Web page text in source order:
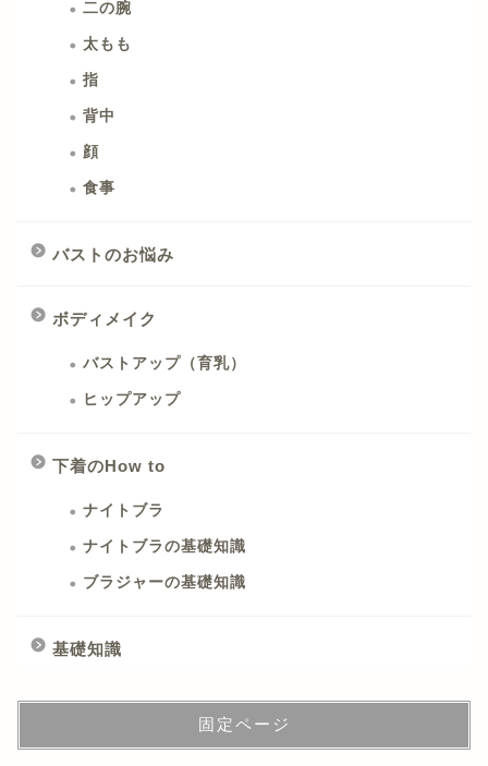
二の腕
太もも
指
背中
顔
食事
バストのお悩み
ボディメイク
バストアップ（育乳）
ヒップアップ
下着のHow to
ナイトブラ
ナイトブラの基礎知識
ブラジャーの基礎知識
基礎知識
固定ページ